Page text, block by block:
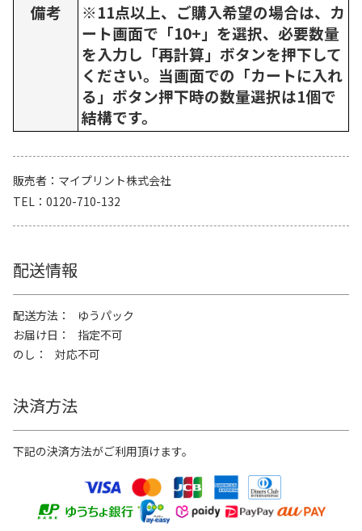
備考
※11点以上、ご購入希望の場合は、カ
ート画面で「10+」を選択、必要数量
を入力し「再計算」ボタンを押下して
ください。当画面での「カートに入れ
る」ボタン押下時の数量選択は1個で
結構です。
販売者
マイプリント株式会社
TEL
0120-710-132
配送情報
配送方法
ゆうパック
お届け日
指定不可
のし
対応不可
決済方法
下記の決済方法がご利用頂けます。